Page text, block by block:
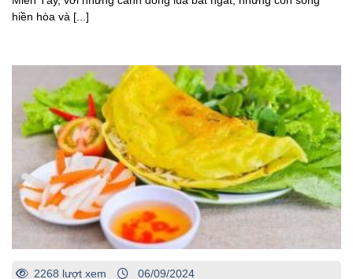
hiền hòa và [...]
2268 lượt xem 06/09/2024